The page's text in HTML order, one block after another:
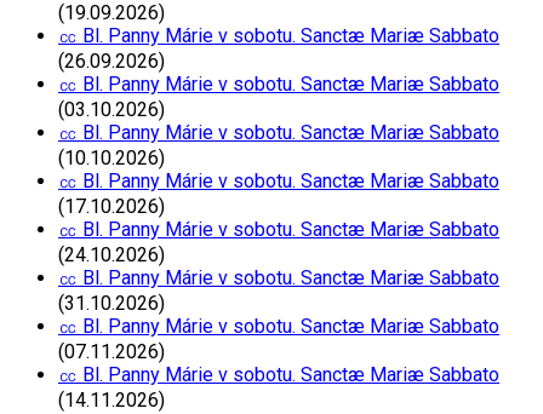
(19.09.2026)
㏄ Bl. Panny Márie v sobotu. Sanctæ Mariæ Sabbato
(26.09.2026)
㏄ Bl. Panny Márie v sobotu. Sanctæ Mariæ Sabbato
(03.10.2026)
㏄ Bl. Panny Márie v sobotu. Sanctæ Mariæ Sabbato
(10.10.2026)
㏄ Bl. Panny Márie v sobotu. Sanctæ Mariæ Sabbato
(17.10.2026)
㏄ Bl. Panny Márie v sobotu. Sanctæ Mariæ Sabbato
(24.10.2026)
㏄ Bl. Panny Márie v sobotu. Sanctæ Mariæ Sabbato
(31.10.2026)
㏄ Bl. Panny Márie v sobotu. Sanctæ Mariæ Sabbato
(07.11.2026)
㏄ Bl. Panny Márie v sobotu. Sanctæ Mariæ Sabbato
(14.11.2026)